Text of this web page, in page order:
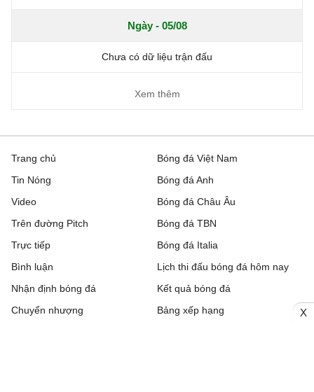
Ngày - 05/08
Chưa có dữ liệu trận đấu
Xem thêm
Trang chủ
Tin Nóng
Video
Trên đường Pitch
Trực tiếp
Bóng đá Việt Nam
Bóng đá Anh
Bóng đá Châu Âu
Bóng đá TBN
Bóng đá Italia
Bình luận
Nhận định bóng đá
Chuyển nhượng
Lịch thi đấu bóng đá hôm nay
Kết quả bóng đá
Bảng xếp hạng
X